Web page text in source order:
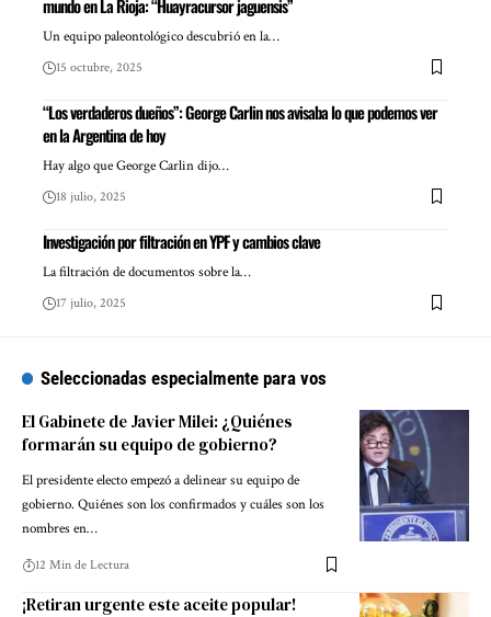
mundo en La Rioja: “Huayracursor jaguensis”
Un equipo paleontológico descubrió en la…
15 octubre, 2025
“Los verdaderos dueños”: George Carlin nos avisaba lo que podemos ver
en la Argentina de hoy
Hay algo que George Carlin dijo…
18 julio, 2025
Investigación por filtración en YPF y cambios clave
La filtración de documentos sobre la…
17 julio, 2025
Seleccionadas especialmente para vos
El Gabinete de Javier Milei: ¿Quiénes
formarán su equipo de gobierno?
El presidente electo empezó a delinear su equipo de
gobierno. Quiénes son los confirmados y cuáles son los
nombres en…
12 Min de Lectura
¡Retiran urgente este aceite popular!